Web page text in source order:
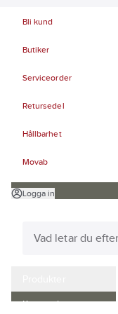
Bli kund
Butiker
Serviceorder
Retursedel
Hållbarhet
Movab
Logga in
Kampanjer